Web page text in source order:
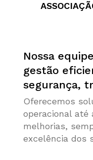
Nossa
gestão
segurança,
Oferecemos
operacional até
melhorias,
excelência dos